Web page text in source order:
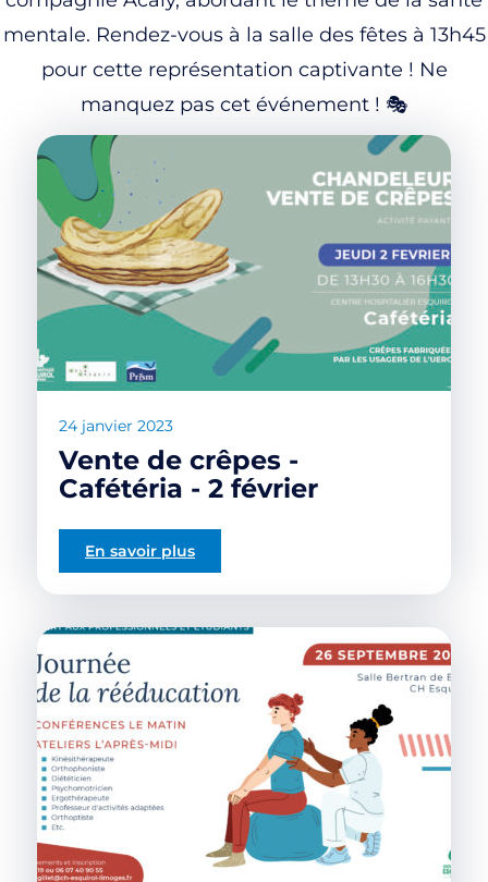
mentale. Rendez-vous à la salle des fêtes à 13h45
pour cette représentation captivante ! Ne
manquez pas cet événement ! 🎭
24 janvier 2023
Vente de crêpes -
Cafétéria - 2 février
En savoir plus